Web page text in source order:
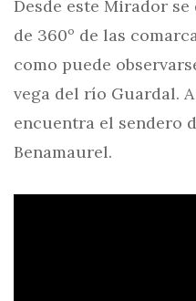
Desde este Mirador
de 360º de las
como puede
vega del río Guardal.
encuentra el sendero
Benamaurel.